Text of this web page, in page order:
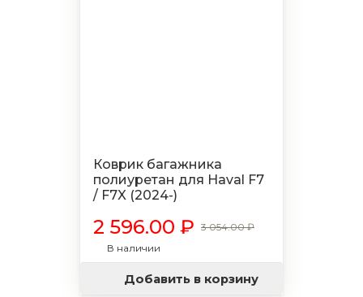
Коврик багажника
полиуретан для Haval F7
/ F7X (2024-)
2 596.00 ₽ 3 054.00 ₽
В наличии
Добавить в корзину